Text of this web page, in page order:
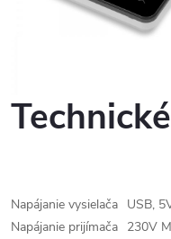
Napájanie vysielača USB,
Napájanie prijímača 230V